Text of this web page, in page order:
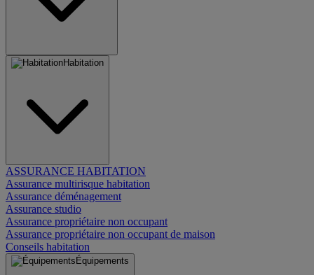
Habitation
ASSURANCE HABITATION
Assurance multirisque habitation
Assurance déménagement
Assurance studio
Assurance propriétaire non occupant
Assurance propriétaire non occupant de maison
Conseils habitation
Équipements